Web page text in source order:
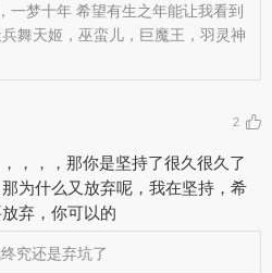
一梦十年 希望有生之年能让我看到
舞天姬，巫蛮儿，巨魔王，羽灵神
2
，，，那你是坚持了很久很久了
为什么又放弃呢，我在坚持，希
弃，你可以的
究还是弃坑了